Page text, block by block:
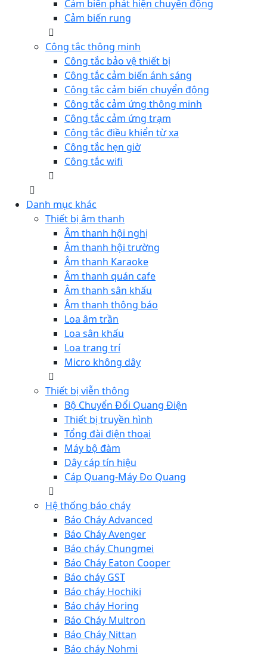
Cảm biến phát hiện chuyển động
Cảm biến rung
Công tắc thông minh
Công tắc bảo vệ thiết bị
Công tắc cảm biến ánh sáng
Công tắc cảm biến chuyển động
Công tắc cảm ứng thông minh
Công tắc cảm ứng trạm
Công tắc điều khiển từ xa
Công tắc hẹn giờ
Công tắc wifi
Danh mục khác
Thiết bị âm thanh
Âm thanh hội nghị
Âm thanh hội trường
Âm thanh Karaoke
Âm thanh quán cafe
Âm thanh sân khấu
Âm thanh thông báo
Loa âm trần
Loa sân khấu
Loa trang trí
Micro không dây
Thiết bị viễn thông
Bộ Chuyển Đổi Quang Điện
Thiết bị truyền hình
Tổng đài điện thoại
Máy bộ đàm
Dây cáp tín hiệu
Cáp Quang-Máy Đo Quang
Hệ thống báo cháy
Báo Cháy Advanced
Báo Cháy Avenger
Báo cháy Chungmei
Báo Cháy Eaton Cooper
Báo cháy GST
Báo cháy Hochiki
Báo cháy Horing
Báo Cháy Multron
Báo Cháy Nittan
Báo cháy Nohmi